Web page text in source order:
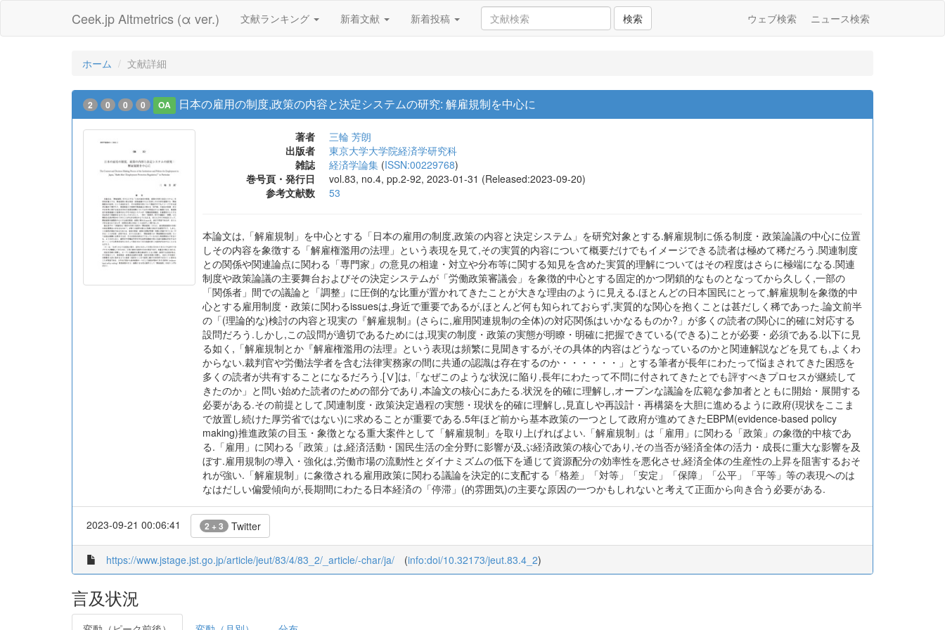
Ceek.jp Altmetrics (α ver.) 文献ランキング 新着文献 新着投稿 検索 ウェブ検索 ニュース検索
ホーム 文献詳細
2 0 0 0 OA 日本の雇用の制度,政策の内容と決定システムの研究: 解雇規制を中心に
著者
三輪 芳朗
出版者
東京大学大学院経済学研究科
雑誌
経済学論集 (ISSN:00229768)
巻号頁・発行日
vol.83, no.4, pp.2-92, 2023-01-31 (Released:2023-09-20)
参考文献数
53
本論文は,「解雇規制」を中心とする「日本の雇用の制度,政策の内容と決定システム」を研究対象とする.解雇規制に係る制度・政策論議の中心に位置
しその内容を象徴する「解雇権濫用の法理」という表現を見て,その実質的内容について概要だけでもイメージできる読者は極めて稀だろう.関連制度
との関係や関連論点に関わる「専門家」の意見の相違・対立や分布等に関する知見を含めた実質的理解についてはその程度はさらに極端になる.関連
制度や政策論議の主要舞台およびその決定システムが「労働政策審議会」を象徴的中心とする固定的かつ閉鎖的なものとなってから久しく,一部の
「関係者」間での議論と「調整」に圧倒的な比重が置かれてきたことが大きな理由のように見える.ほとんどの日本国民にとって,解雇規制を象徴的中
心とする雇用制度・政策に関わるissuesは,身近で重要であるが,ほとんど何も知られておらず,実質的な関心を抱くことは甚だしく稀であった.論文前半
の「(理論的な)検討の内容と現実の『解雇規制』(さらに,雇用関連規制の全体)の対応関係はいかなるものか?」が多くの読者の関心に的確に対応する
設問だろう.しかし,この設問が適切であるためには,現実の制度・政策の実態が明瞭・明確に把握できている(できる)ことが必要・必須である.以下に見
る如く,「解雇規制とか『解雇権濫用の法理』という表現は頻繁に見聞きするが,その具体的内容はどうなっているのかと関連解説などを見ても,よくわ
からない.裁判官や労働法学者を含む法律実務家の間に共通の認識は存在するのか・・・・・・」とする筆者が長年にわたって悩まされてきた困惑を
多くの読者が共有することになるだろう.[Ⅴ]は,「なぜこのような状況に陥り,長年にわたって不問に付されてきたとでも評すべきプロセスが継続して
きたのか」と問い始めた読者のための部分であり,本論文の核心にあたる.状況を的確に理解し,オープンな議論を広範な参加者とともに開始・展開する
必要がある.その前提として,関連制度・政策決定過程の実態・現状を的確に理解し,見直しや再設計・再構築を大胆に進めるように政府(現状をここま
で放置し続けた厚労省ではない)に求めることが重要である.5年ほど前から基本政策の一つとして政府が進めてきたEBPM(evidence-based policy
making)推進政策の目玉・象徴となる重大案件として「解雇規制」を取り上げればよい.「解雇規制」は「雇用」に関わる「政策」の象徴的中核であ
る.「雇用」に関わる「政策」は,経済活動・国民生活の全分野に影響が及ぶ経済政策の核心であり,その当否が経済全体の活力・成長に重大な影響を及
ぼす.雇用規制の導入・強化は,労働市場の流動性とダイナミズムの低下を通じて資源配分の効率性を悪化させ,経済全体の生産性の上昇を阻害するおそ
れが強い.「解雇規制」に象徴される雇用政策に関わる議論を決定的に支配する「格差」「対等」「安定」「保障」「公平」「平等」等の表現へのは
なはだしい偏愛傾向が,長期間にわたる日本経済の「停滞」(的雰囲気)の主要な原因の一つかもしれないと考えて正面から向き合う必要がある.
2023-09-21 00:06:41 2 + 3 Twitter
https://www.jstage.jst.go.jp/article/jeut/83/4/83_2/_article/-char/ja/ (info:doi/10.32173/jeut.83.4_2)
言及状況